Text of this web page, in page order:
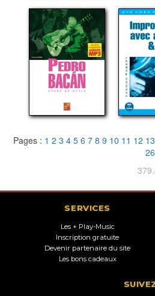
Pages : 1 2 3 4 5 6 7 8 9 10 11 12 13
26
SERVICES
Les + Play-Music
Inscription gratuite
Devenir partenaire du site
Les bons cadeaux